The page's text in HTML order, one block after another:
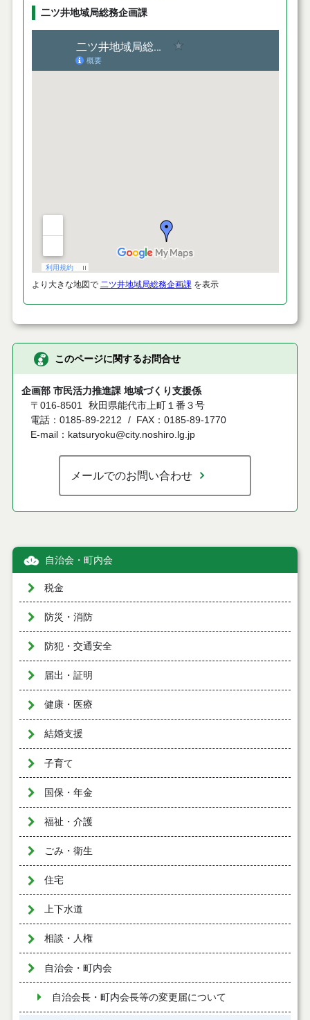
二ツ井地域局総務企画課
より大きな地図で 二ツ井地域局総務企画課を表示
このページに関するお問合せ
企画部 市民活力推進課 地域づくり支援係
〒016-8501 秋田県能代市上町１番３号
電話：0185-89-2212
FAX：0185-89-1770
E-mail：katsuryoku@city.noshiro.lg.jp
メールでのお問い合わせ
自治会・町内会
税金
防災・消防
防犯・交通安全
届出・証明
健康・医療
結婚支援
子育て
国保・年金
福祉・介護
ごみ・衛生
住宅
上下水道
相談・人権
自治会・町内会
自治会長・町内会長等の変更届について